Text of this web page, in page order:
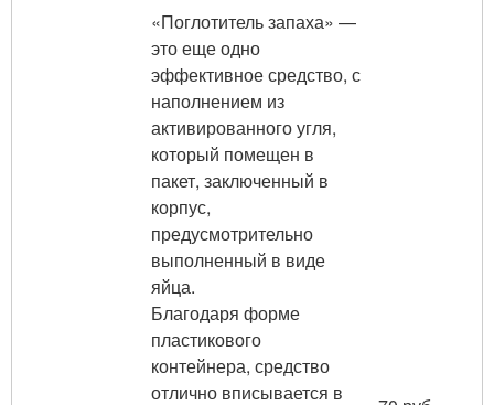
«Поглотитель запаха» —
это еще одно
эффективное средство, с
наполнением из
активированного угля,
который помещен в
пакет, заключенный в
корпус,
предусмотрительно
выполненный в виде
яйца.
Благодаря форме
пластикового
контейнера, средство
отлично вписывается в